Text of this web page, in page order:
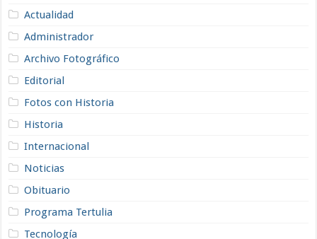
Actualidad
Administrador
Archivo Fotográfico
Editorial
Fotos con Historia
Historia
Internacional
Noticias
Obituario
Programa Tertulia
Tecnología